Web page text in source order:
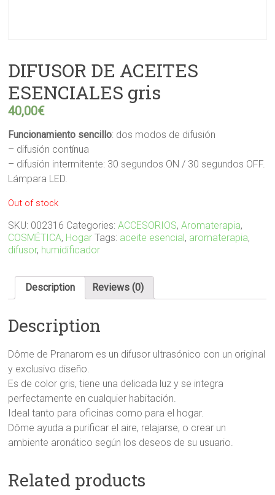
DIFUSOR DE ACEITES
ESENCIALES gris
40,00€
Funcionamiento sencillo: dos modos de difusión
– difusión contínua
– difusión intermitente: 30 segundos ON / 30 segundos OFF.
Lámpara LED.
Out of stock
SKU: 002316 Categories:ACCESORIOS,Aromaterapia,
COSMÉTICA, Hogar Tags: aceite esencial, aromaterapia,
difusor, humidificador
Description Reviews (0)
Description
Dôme de Pranarom es un difusor ultrasónico con un original
y exclusivo diseño.
Es de color gris, tiene una delicada luz y se integra
perfectamente en cualquier habitación.
Ideal tanto para oficinas como para el hogar.
Dôme ayuda a purificar el aire, relajarse, o crear un
ambiente aronático según los deseos de su usuario.
Related products